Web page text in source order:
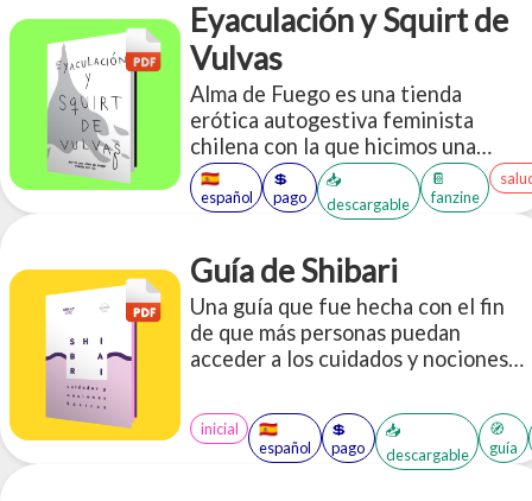
Eyaculación y Squirt de
Vulvas
Alma de Fuego es una tienda
erótica autogestiva feminista
chilena con la que hicimos una
alianza.
🇪🇸
español
💲
pago
📥
descargable
📔
fanzine
Guía de Shibari
Una guía que fue hecha con el fin
de que más personas puedan
acceder a los cuidados y nociones
restricción de cuerdas.
inicial
🇪🇸
español
💲
pago
📥
descargable
🧭
guía